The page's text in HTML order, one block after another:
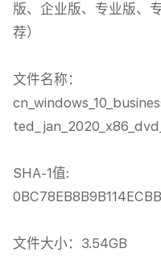
版、企业版、专业版、
荐）
文件名称：
SHA-1值:
文件大小：3.54GB